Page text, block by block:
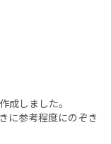
成しました。
に参考程度にのぞき